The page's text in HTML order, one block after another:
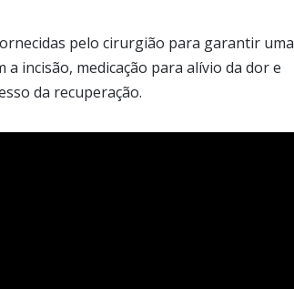
pelo cirurgião para garantir uma
incisão, medicação para alívio da dor e
da recuperação.